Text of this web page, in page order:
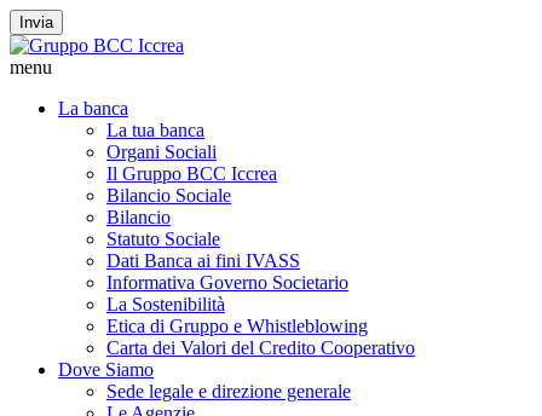
Invia
menu
La banca
La tua banca
Organi Sociali
Il Gruppo BCC Iccrea
Bilancio Sociale
Bilancio
Statuto Sociale
Dati Banca ai fini IVASS
Informativa Governo Societario
La Sostenibilità
Etica di Gruppo e Whistleblowing
Carta dei Valori del Credito Cooperativo
Dove Siamo
Sede legale e direzione generale